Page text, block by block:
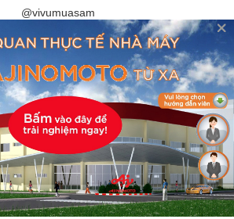
@vivumuasam